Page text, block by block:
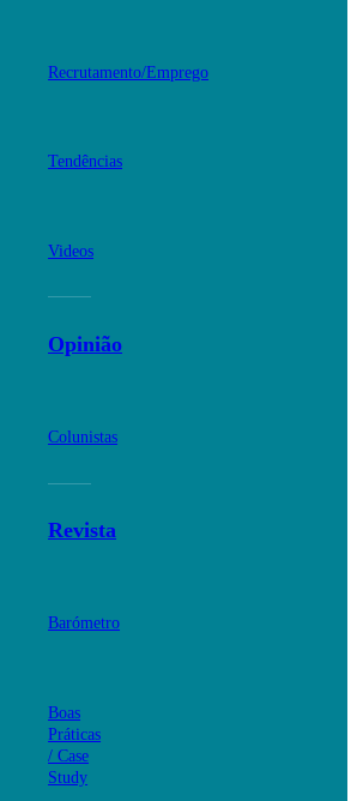
Recrutamento/Emprego
Tendências
Videos
Opinião
Colunistas
Revista
Barómetro
Boas
Práticas
/ Case
Study